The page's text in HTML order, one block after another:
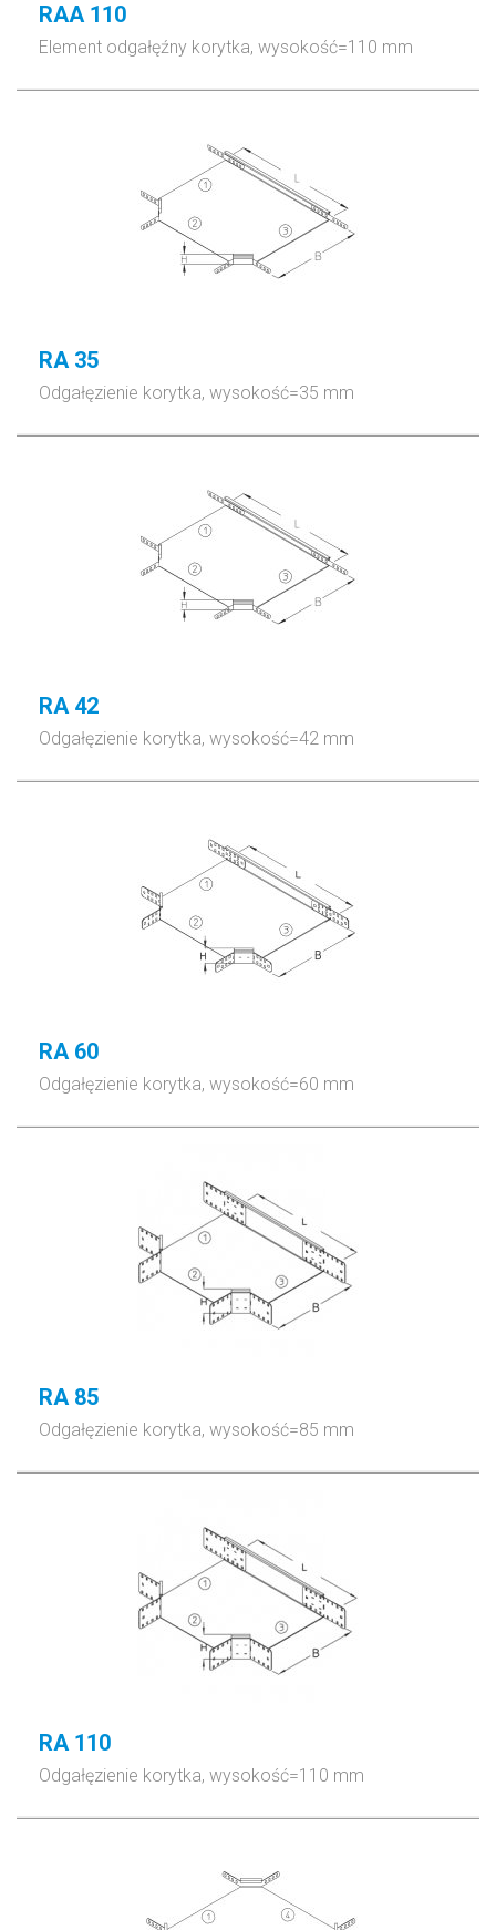
RAA 110
Element odgałęźny korytka, wysokość=110 mm
RA 35
Odgałęzienie korytka, wysokość=35 mm
RA 42
Odgałęzienie korytka, wysokość=42 mm
RA 60
Odgałęzienie korytka, wysokość=60 mm
RA 85
Odgałęzienie korytka, wysokość=85 mm
RA 110
Odgałęzienie korytka, wysokość=110 mm